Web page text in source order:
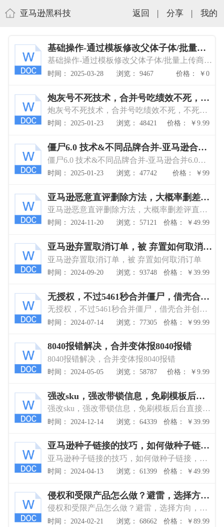
亚马逊黑科技 返回 | 分享 | 我的
基础操作-通过模板修改父体子体/批量上
传商品、拆子体
基础操作-通过模板修改父体子体/批量上传商
品、拆子体
时间： 2025-03-28 浏览： 9467 价格： ￥0
炮灰号不死技术，合并号吃绩效不死，不
死号技术揭秘
炮灰号不死技术，合并号吃绩效不死，不死号
技术揭秘
时间： 2025-01-23 浏览： 48421 价格： ￥9.99
僵尸6.0 技术&不同品牌合并-亚马逊合并
6.0可以合并僵尸和活体
僵尸6.0 技术&不同品牌合并-亚马逊合并6.0可
以合并僵尸和活体
时间： 2025-01-23 浏览： 47742 价格： ￥99
亚马逊恶意直评删除方法，大概率删差评
直评的方法
亚马逊恶意直评删除方法，大概率删差评直评
的方法
时间： 2024-11-20 浏览： 57121 价格： ￥49.99
亚马逊弃置取消订单，被 弃置如何取消订
单
亚马逊弃置取消订单，被 弃置如何取消订单
时间： 2024-09-20 浏览： 93748 价格： ￥39.99
无授权，不过5461秒合并僵尸，借壳合并
创建任意品牌父体
无授权，不过5461秒合并僵尸，借壳合并创建
任意品牌父体
时间： 2024-07-14 浏览： 77305 价格： ￥99.99
8040报错解决，合并变体报8040报错
8040报错解决，合并变体报8040报错
时间： 2024-05-05 浏览： 58787 价格： ￥9.99
强改sku，强改带锁信息，免刷模板后台
直接操作改秒杀价改制造商，修复报错等
强改sku，强改带锁信息，免刷模板后台直接操
作改秒杀价改制造商，修复报错等
时间： 2024-12-14 浏览： 64339 价格： ￥39.99
亚马逊种子链接的技巧，如何做种子链
接，如何新品上评价，利用种子链接推产
品
亚马逊种子链接的技巧，如何做种子链接，如
何新品上评价，利用种子链接推产品
时间： 2024-04-13 浏览： 61399 价格： ￥49.99
侵权和受限产品怎么做？避雷，选择方
向，跨境小密圈出品
侵权和受限产品怎么做？避雷，选择方向，跨
境小密圈出品
时间： 2024-02-21 浏览： 68662 价格： ￥89.99